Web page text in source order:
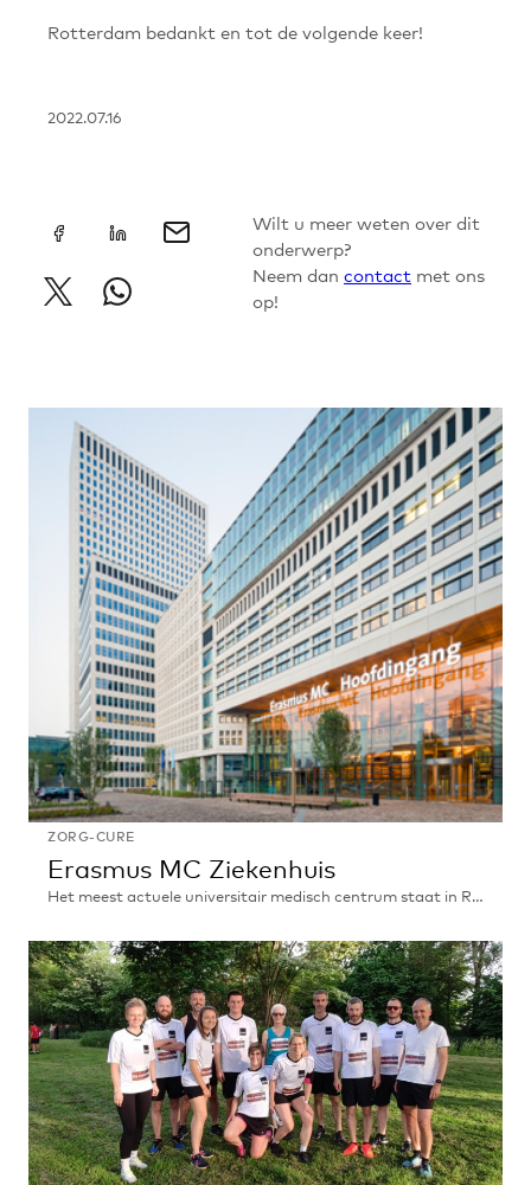
Rotterdam bedankt en tot de volgende keer!
2022.07.16
Wilt u meer weten over dit
onderwerp?
Neem dancontact met ons
op!
ZORG-CURE
Erasmus MC Ziekenhuis
Het meest actuele universitair medisch centrum staat in Rotterdam
MC
Ziekenhuis